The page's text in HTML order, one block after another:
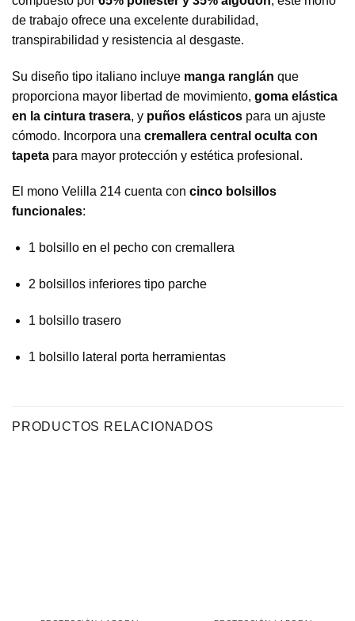
de trabajo ofrece una excelente durabilidad,
transpirabilidad y resistencia al desgaste.
Su diseño tipo italiano incluye manga ranglán que
proporciona mayor libertad de movimiento, goma elástica
en la cintura trasera, y puños elásticos para un ajuste
cómodo. Incorpora una cremallera central oculta con
tapeta para mayor protección y estética profesional.
El mono Velilla 214 cuenta con cinco bolsillos
funcionales:
1 bolsillo en el pecho con cremallera
2 bolsillos inferiores tipo parche
1 bolsillo trasero
1 bolsillo lateral porta herramientas
PRODUCTOS RELACIONADOS